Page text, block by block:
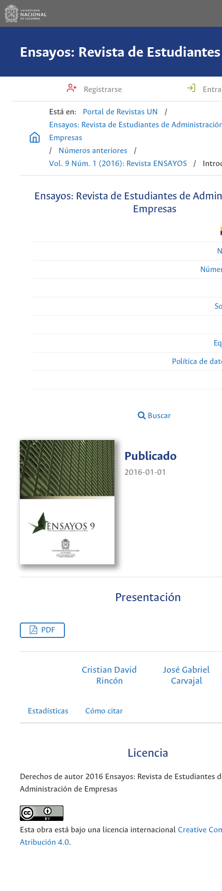
Registrarse
Está en: Portal de Revistas UN
/
Ensayos: Revista de Estudiantes de
Empresas
/
Números anteriores
/
Vol. 9 Núm. 1 (2016): Revista ENSAYOS
/
Ensayos: Revista de Estudiantes de
Empresas
Política de
Buscar
Publicado
2016-01-01
Presentación
PDF
Cristian David
Rincón
José Gabriel
Carvajal
Estadísticas Cómo citar
Licencia
Derechos de autor 2016 Ensayos: Revista de Estudiantes
Administración de Empresas
Esta obra está bajo una licencia internacional Creative
Atribución 4.0.